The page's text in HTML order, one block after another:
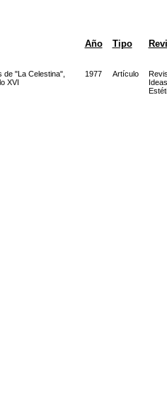
Año Tipo
de "La Celestina",
XVI
1977 Artículo
Ideas